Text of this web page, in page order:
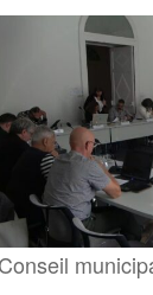
Conseil